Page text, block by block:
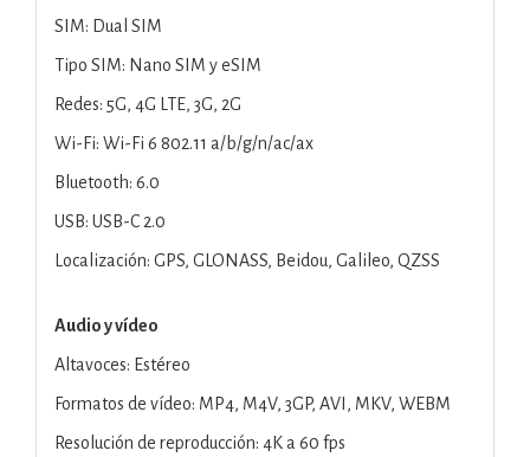
SIM: Dual SIM
Tipo SIM: Nano SIM y eSIM
Redes: 5G, 4G LTE, 3G, 2G
Wi-Fi: Wi-Fi 6 802.11 a/b/g/n/ac/ax
Bluetooth: 6.0
USB: USB-C 2.0
Localización: GPS, GLONASS, Beidou, Galileo, QZSS
Audio y vídeo
Altavoces: Estéreo
Formatos de vídeo: MP4, M4V, 3GP, AVI, MKV, WEBM
Resolución de reproducción: 4K a 60 fps